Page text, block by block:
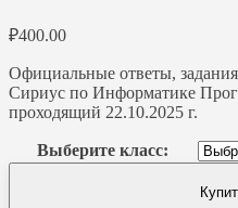
₽400.00
Официальные ответы,
Сириус по Информатике
проходящий 22.10.2025 г.
Выберите класс: